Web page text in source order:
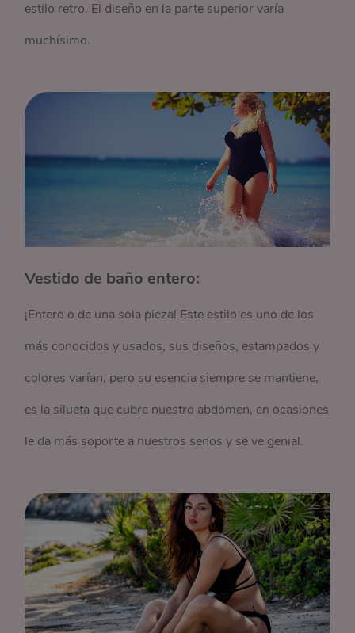
estilo retro. El diseño en la parte superior varía
muchísimo.
Vestido de baño entero:
¡Entero o de una sola pieza! Este estilo es uno de los
más conocidos y usados, sus diseños, estampados y
colores varían, pero su esencia siempre se mantiene,
es la silueta que cubre nuestro abdomen, en ocasiones
le da más soporte a nuestros senos y se ve genial.